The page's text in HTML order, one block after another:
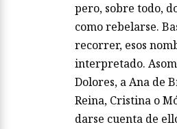
pero, sobre todo,
como rebelarse.
recorrer, esos
interpretado.
Dolores, a Ana de
Reina, Cristina o
darse cuenta de